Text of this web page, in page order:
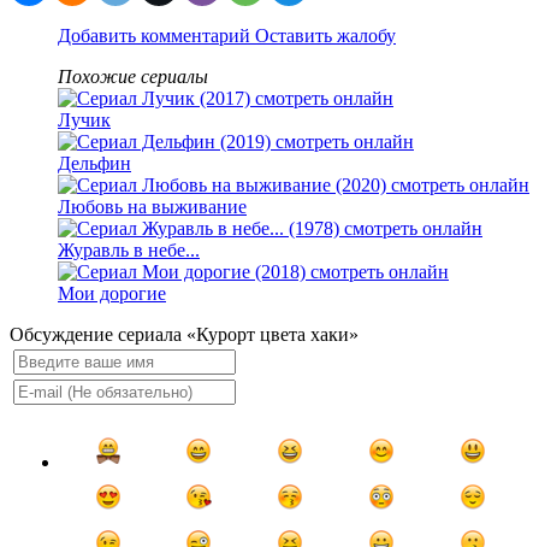
Добавить комментарий Оставить жалобу
Похожие сериалы
Лучик
Дельфин
Любовь на выживание
Журавль в небе...
Мои дорогие
Обсуждение сериала «Курорт цвета хаки»